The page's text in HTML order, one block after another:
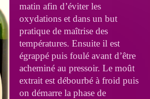
matin afin d’éviter les
oxydations et dans un but
pratique de maîtrise des
températures. Ensuite il est
égrappé puis foulé avant d’être
acheminé au pressoir. Le moût
extrait est débourbé à froid puis
on démarre la phase de